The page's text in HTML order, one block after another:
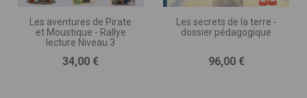
Les aventures de Pirate
et Moustique - Rallye
lecture Niveau 3
Prix
34,00 €
Les secrets de la terre -
dossier pédagogique
Prix
96,00 €